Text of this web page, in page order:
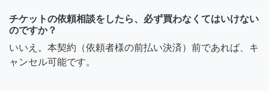
チケットの依頼相談をしたら、必ず買わなくてはいけない
のですか？
いいえ。本契約（依頼者様の前払い決済）前であれば、キ
ャンセル可能です。